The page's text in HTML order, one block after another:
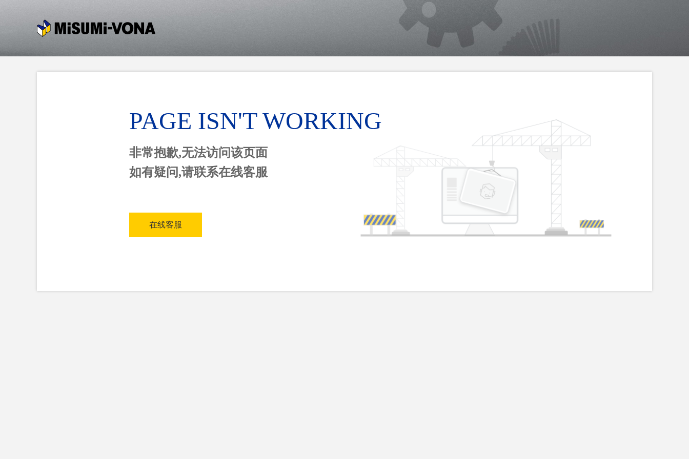
PAGE ISN'T WORKING
非常抱歉,无法访问该页面
如有疑问,请联系在线客服
在线客服